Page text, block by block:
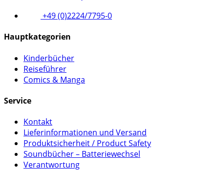
+49 (0)2224/7795-0
Hauptkategorien
Kinderbücher
Reiseführer
Comics & Manga
Service
Kontakt
Lieferinformationen und Versand
Produktsicherheit / Product Safety
Soundbücher – Batteriewechsel
Verantwortung